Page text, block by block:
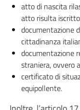
atto di nascita
atto risulta
documentazione
cittadinanza
documentazione
straniera, ovvero
certificato di
equipollente.